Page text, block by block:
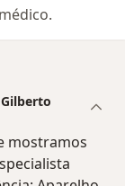
mostramos